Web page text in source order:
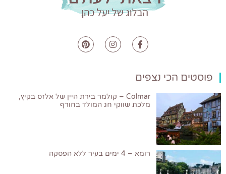
פוסטים הכי נצפים
Colmar – קולמר בירת היין של אלזס בקיץ,
מלכת שווקי חג המולד בחורף
רומא – 4 ימים בעיר ללא הפסקה